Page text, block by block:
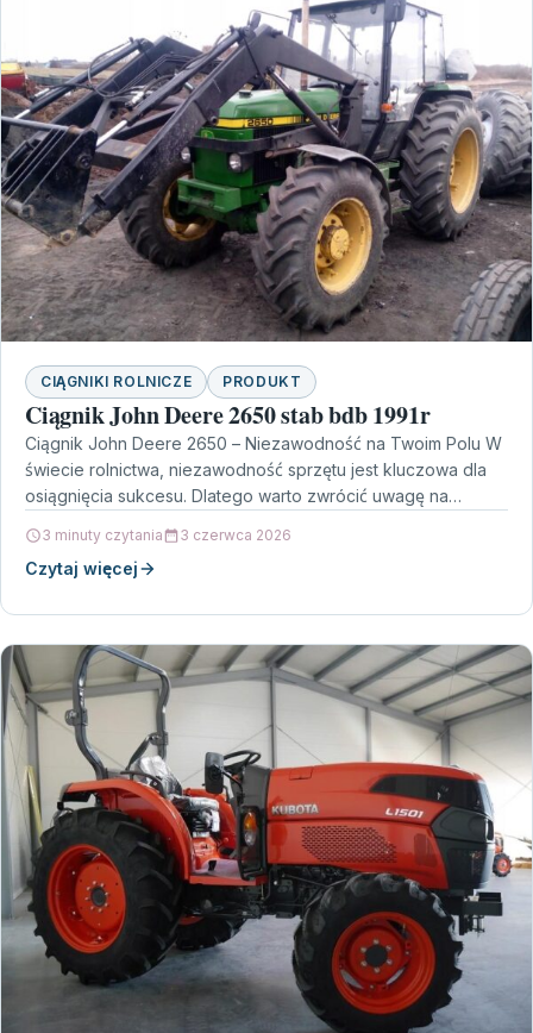
CIĄGNIKI ROLNICZE PRODUKT
Ciągnik John Deere 2650 stab bdb 1991r
Ciągnik John Deere 2650 – Niezawodność na Twoim Polu W
świecie rolnictwa, niezawodność sprzętu jest kluczowa dla
osiągnięcia sukcesu. Dlatego warto zwrócić uwagę na…
3 minuty czytania 3 czerwca 2026
Czytaj więcej